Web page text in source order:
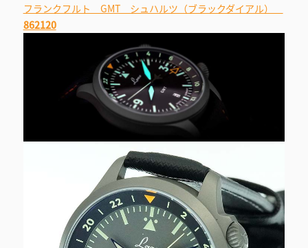
フランクフルト GMT シュハルツ（ブラックダイアル）
862120